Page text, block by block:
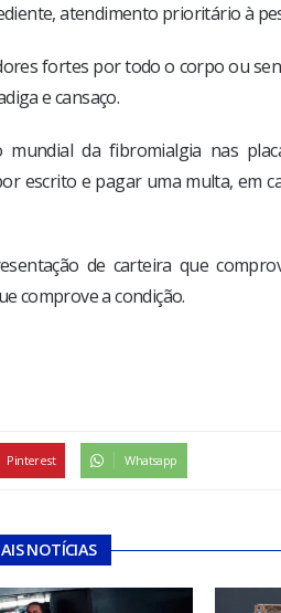
atendimento prioritário à
fortes por todo o corpo ou
e cansaço.
da fibromialgia nas
escrito e pagar uma multa, em
de carteira que
comprove a condição.
Pinterest Whatsapp
NOTÍCIAS